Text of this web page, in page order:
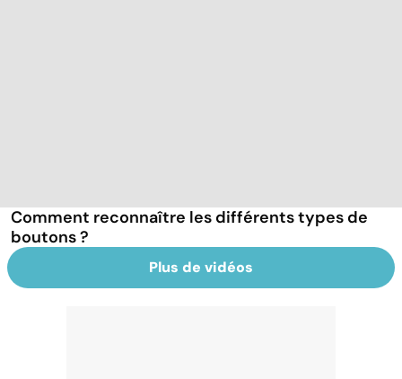
Comment reconnaître les différents types de
boutons ?
Plus de vidéos